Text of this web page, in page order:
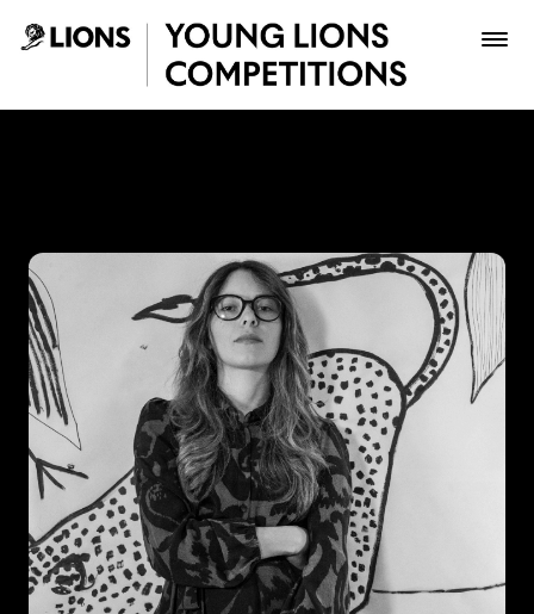
Saltar al contenido principal
Inscribir
Boletería